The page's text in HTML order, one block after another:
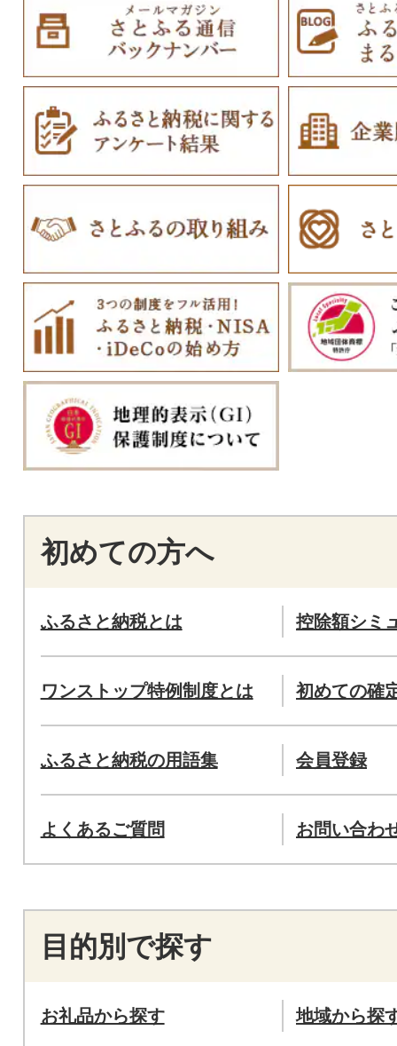
初めての方へ
ふるさと納税とは 控除額シミ
ワンストップ特例制度とは 初めての確
ふるさと納税の用語集 会員登録
よくあるご質問 お問い合わ
目的別で探す
お礼品から探す 地域から探